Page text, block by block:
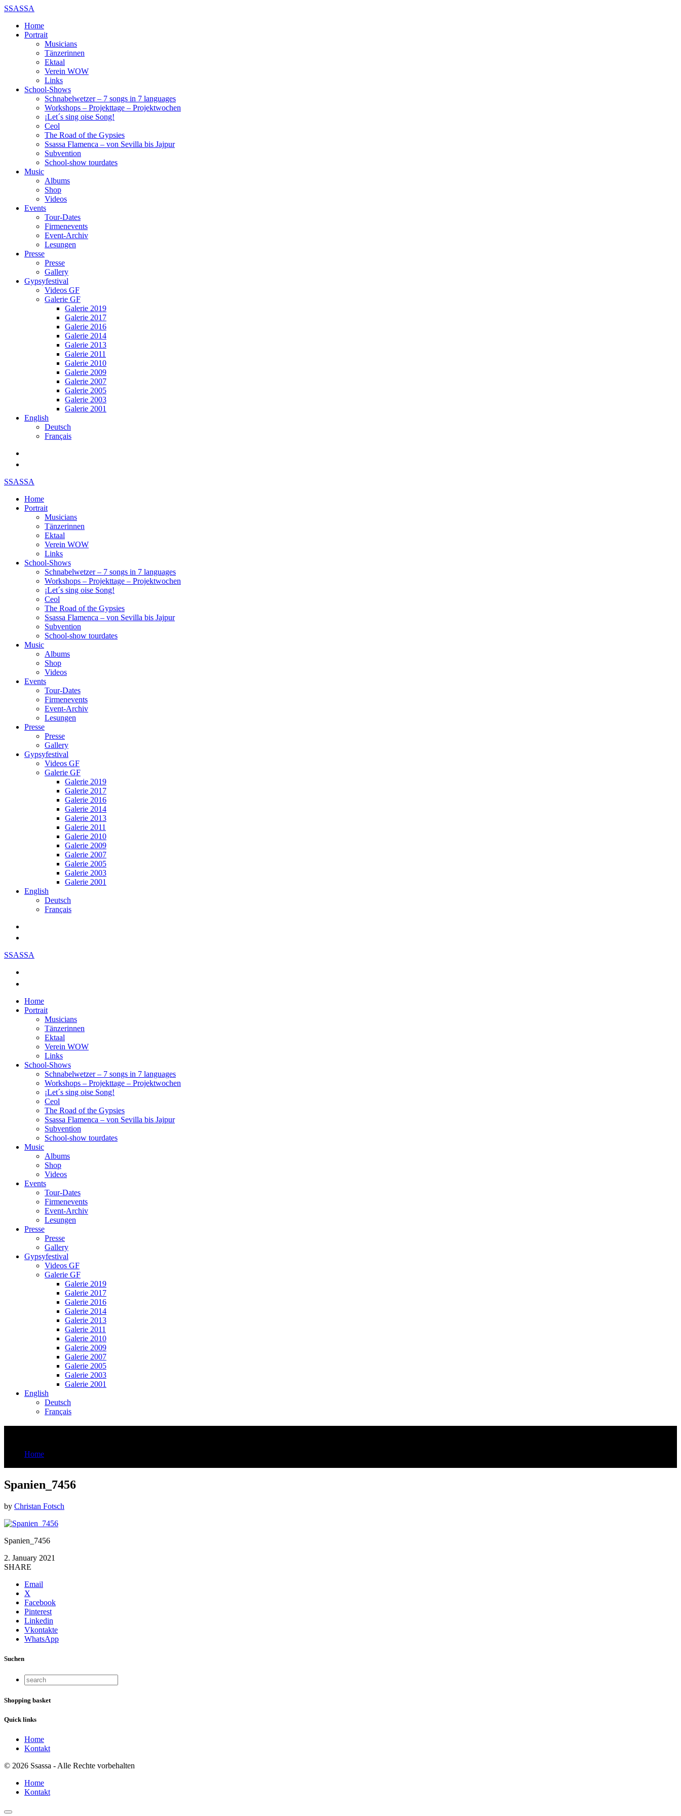
SSASSA
Home
Portrait
Musicians
Tänzerinnen
Ektaal
Verein WOW
Links
School-Shows
Schnabelwetzer – 7 songs in 7 languages
Workshops – Projekttage – Projektwochen
¡Let´s sing oise Song!
Ceol
The Road of the Gypsies
Ssassa Flamenca – von Sevilla bis Jajpur
Subvention
School-show tourdates
Music
Albums
Shop
Videos
Events
Tour-Dates
Firmenevents
Event-Archiv
Lesungen
Presse
Presse
Gallery
Gypsyfestival
Videos GF
Galerie GF
Galerie 2019
Galerie 2017
Galerie 2016
Galerie 2014
Galerie 2013
Galerie 2011
Galerie 2010
Galerie 2009
Galerie 2007
Galerie 2005
Galerie 2003
Galerie 2001
English
Deutsch
Français
SSASSA
Home
Portrait
Musicians
Tänzerinnen
Ektaal
Verein WOW
Links
School-Shows
Schnabelwetzer – 7 songs in 7 languages
Workshops – Projekttage – Projektwochen
¡Let´s sing oise Song!
Ceol
The Road of the Gypsies
Ssassa Flamenca – von Sevilla bis Jajpur
Subvention
School-show tourdates
Music
Albums
Shop
Videos
Events
Tour-Dates
Firmenevents
Event-Archiv
Lesungen
Presse
Presse
Gallery
Gypsyfestival
Videos GF
Galerie GF
Galerie 2019
Galerie 2017
Galerie 2016
Galerie 2014
Galerie 2013
Galerie 2011
Galerie 2010
Galerie 2009
Galerie 2007
Galerie 2005
Galerie 2003
Galerie 2001
English
Deutsch
Français
SSASSA
Home
Portrait
Musicians
Tänzerinnen
Ektaal
Verein WOW
Links
School-Shows
Schnabelwetzer – 7 songs in 7 languages
Workshops – Projekttage – Projektwochen
¡Let´s sing oise Song!
Ceol
The Road of the Gypsies
Ssassa Flamenca – von Sevilla bis Jajpur
Subvention
School-show tourdates
Music
Albums
Shop
Videos
Events
Tour-Dates
Firmenevents
Event-Archiv
Lesungen
Presse
Presse
Gallery
Gypsyfestival
Videos GF
Galerie GF
Galerie 2019
Galerie 2017
Galerie 2016
Galerie 2014
Galerie 2013
Galerie 2011
Galerie 2010
Galerie 2009
Galerie 2007
Galerie 2005
Galerie 2003
Galerie 2001
English
Deutsch
Français
Home
Spanien_7456
by Christan Fotsch
Spanien_7456
2. January 2021
SHARE
Email
X
Facebook
Pinterest
Linkedin
Vkontakte
WhatsApp
Suchen
Shopping basket
Quick links
Home
Kontakt
© 2026 Ssassa - Alle Rechte vorbehalten
Home
Kontakt